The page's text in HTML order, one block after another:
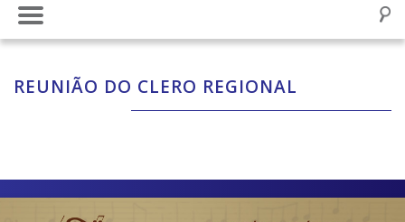
REUNIÃO DO CLERO REGIONAL